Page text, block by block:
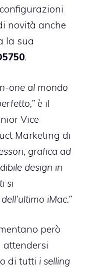
novità anche
la sua
.
one al mondo
è il
Vice
Marketing di
grafica ad
design in
si
iMac.”
però
attendersi
di tutti i selling